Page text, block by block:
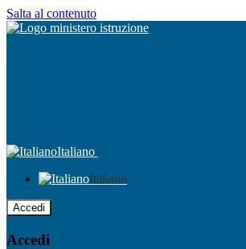
Salta al contenuto
Italiano
Italiano
Accedi
Accedi